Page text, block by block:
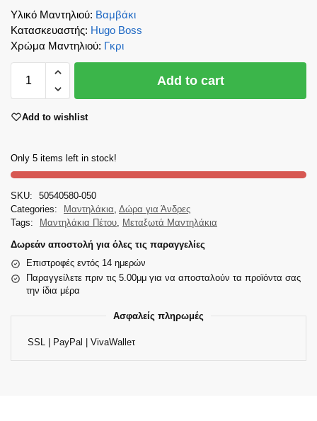
Υλικό Μαντηλιού: Βαμβάκι
Κατασκευαστής: Hugo Boss
Χρώμα Μαντηλιού: Γκρι
Add to cart
Add to wishlist
Only 5 items left in stock!
SKU:
50540580-050
Categories:
Μαντηλάκια, Δώρα για Άνδρες
Tags:
Μαντηλάκια Πέτου, Μεταξωτά Μαντηλάκια
Δωρεάν αποστολή για όλες τις παραγγελίες
Επιστροφές εντός 14 ημερών
Παραγγείλετε πριν τις 5.00μμ για να αποσταλούν τα προϊόντα σας
την ίδια μέρα
Ασφαλείς πληρωμές
SSL | PayPal | VivaWalleτ